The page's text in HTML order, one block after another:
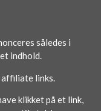
således i
indhold.
affiliate links.
klikket på et link,